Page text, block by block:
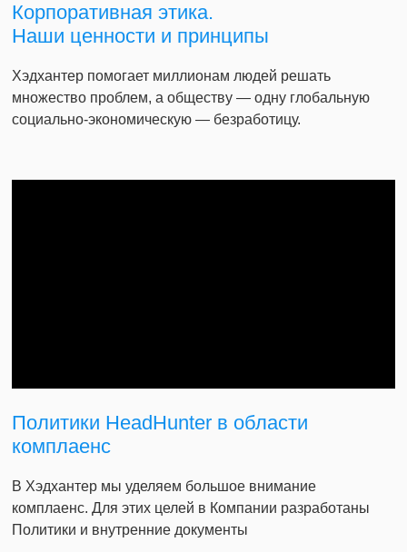
Корпоративная этика.
Наши ценности и принципы
Хэдхантер помогает миллионам людей решать
множество проблем, а обществу — одну глобальную
социально-экономическую — безработицу.
Политики HeadHunter в области
комплаенс
В Хэдхантер мы уделяем большое внимание
комплаенс. Для этих целей в Компании разработаны
Политики и внутренние документы